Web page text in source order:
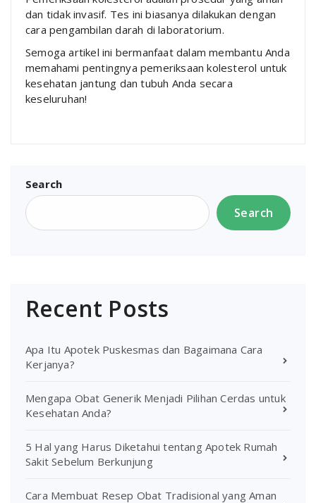
dan tidak invasif. Tes ini biasanya dilakukan dengan
cara pengambilan darah di laboratorium.
Semoga artikel ini bermanfaat dalam membantu Anda
memahami pentingnya pemeriksaan kolesterol untuk
kesehatan jantung dan tubuh Anda secara
keseluruhan!
Search
Search
Recent Posts
Apa Itu Apotek Puskesmas dan Bagaimana Cara
Kerjanya?
Mengapa Obat Generik Menjadi Pilihan Cerdas untuk
Kesehatan Anda?
5 Hal yang Harus Diketahui tentang Apotek Rumah
Sakit Sebelum Berkunjung
Cara Membuat Resep Obat Tradisional yang Aman